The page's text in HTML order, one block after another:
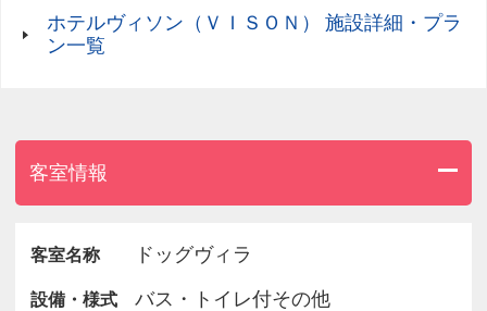
できません
～ 洋食 ～
【アンティークカフェ】cafe Tomiyama
ホテルヴィソン（ＶＩＳＯＮ） 施設詳細・プラ
ン一覧
客室情報
客室名称 ドッグヴィラ
設備・様式 バス・トイレ付その他